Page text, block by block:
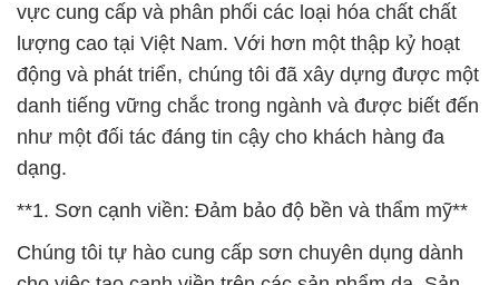
vực cung cấp và phân phối các loại hóa chất chất
lượng cao tại Việt Nam. Với hơn một thập kỷ hoạt
động và phát triển, chúng tôi đã xây dựng được một
danh tiếng vững chắc trong ngành và được biết đến
như một đối tác đáng tin cậy cho khách hàng đa
dạng.
**1. Sơn cạnh viền: Đảm bảo độ bền và thẩm mỹ**
Chúng tôi tự hào cung cấp sơn chuyên dụng dành